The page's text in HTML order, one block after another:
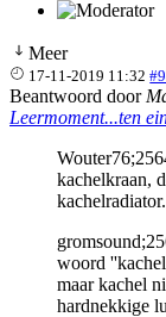
Meer
17-11-2019 11:32
Beantwoord door
Leermoment...ten
kachelkraan,
kachelradiator.
woord
maar kachel
hardnekkige